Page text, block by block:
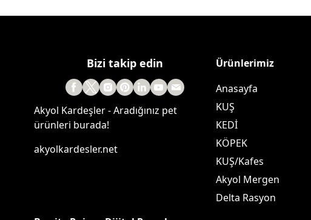
Bizi takip edin
Akyol Kardeşler - Aradığınız pet
ürünleri burada!
akyolkardesler.net
Ürünlerimiz
Anasayfa
KUŞ
KEDİ
KÖPEK
KUŞ/Kafes
Akyol Mergen
Delta Rasyon